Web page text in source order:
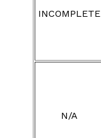
INCOMPLETE
N/A